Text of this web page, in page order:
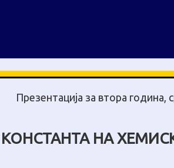
Презентација за втора година,
КОНСТАНТА НА